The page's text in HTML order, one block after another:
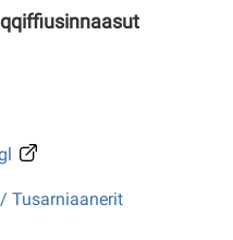
Tusarniaanerit